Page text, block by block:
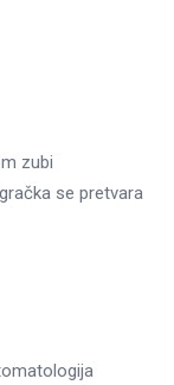
zubi
se pretvara